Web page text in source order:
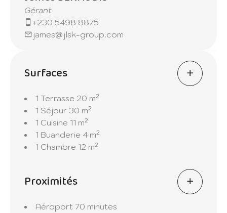
Ne manquez pas cette occasion unique de
vivre dans un environnement où le luxe et la
chez-vous aux appartements Celimar.
Gérant
+230 5498 8875
james@jlsk-group.com
Surfaces
1 Terrasse 20 m²
1 Séjour 30 m²
1 Cuisine 11 m²
1 Buanderie 4 m²
1 Chambre 12 m²
Proximités
Aéroport 70 minutes